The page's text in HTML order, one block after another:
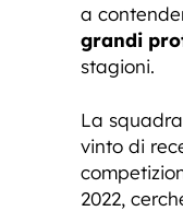
a
grandi
stagioni.
La
vinto di
2022,